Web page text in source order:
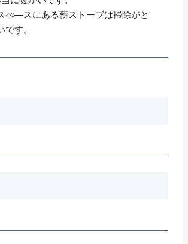
ぺ―スにある薪ストーブは掃除がと
す。